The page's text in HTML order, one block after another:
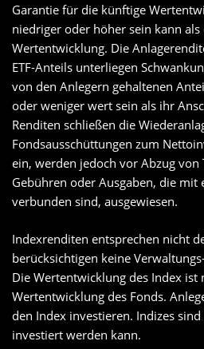
Garantie für die künftige
niedriger oder höher sein kann
Wertentwicklung. Die
ETF-Anteils unterliegen
von den Anlegern gehaltenen
oder weniger wert sein als ihr
Renditen schließen die
Fondsausschüttungen zum
ein, werden jedoch vor Abzug von
Gebühren oder Ausgaben, die mit
verbunden sind, ausgewiesen.
Indexrenditen entsprechen nicht
berücksichtigen keine
Die Wertentwicklung des Index
Wertentwicklung des Fonds.
den Index investieren. Indizes
investiert werden kann.